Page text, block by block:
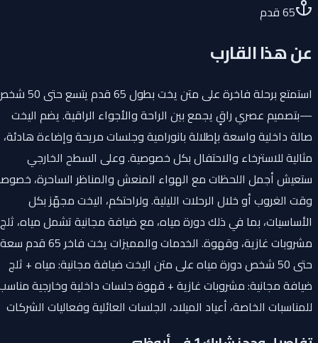
65قدم
عن هذا القارب
استمتع برحلة فاخرة على متن يخت بطول 65 قدم يتسع حتى 50 شخص
—بتصميم عصري راقٍ يجمع بين الراحة والأجواء الراقية. يضم اليخت
صالة داخلية واسعة بإطلالة بانورامية وجلسات مريحة وإضاءة هادئة،
مثالية للاسترخاء والاحتفال بكل خصوصية. وعلى السطح الخارجي
ستعيش أجمل اللحظات مع الهواء المنعش والمناظر الساحرة، خصوصاً
وقت الغروب أو خلال الرحلات الليلية. ولراحتكم، اليخت مجهّز بكل
الأساسيات، بما في ذلك دورة مياه، مع ضيافة مجانية تشمل مياه، ثلج،
مشروبات غازية، وقهوة. الخدمات والمميزات يخت فاخر 65 قدم سعة
حتى 50 شخص دورة مياه على متن اليخت ضيافة مجانية: مياه + ثلج
ضيافة مجانية: مشروبات غازية + قهوة جلسات داخلية وخارجية مناسب
للمناسبات الخاصة، أعياد الميلاد، الجلسات العائلية وفعاليات الشركات